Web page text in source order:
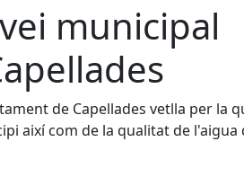
municipal
de Capellades vetlla per la
així com de la qualitat de l'aigua